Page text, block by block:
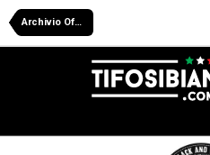
Archivio Off Juve